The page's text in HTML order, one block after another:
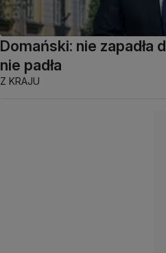
Domański: nie zapadła
nie padła
Z KRAJU